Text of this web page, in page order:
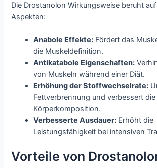
Die Drostanolon Wirkungsweise beruht
Aspekten:
Anabole Effekte: Fördert das
die Muskeldefinition.
Antikatabole Eigenschaften:
von Muskeln während einer Diät.
Erhöhung der Stoffwechselrate:
Fettverbrennung und verbessert die
Körperkomposition.
Verbesserte Ausdauer: Erhöht die
Leistungsfähigkeit bei intensiven
Vorteile von